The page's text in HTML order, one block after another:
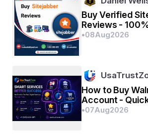
Buy Verified
Reviews -
Reviews
•08Aug2026
How to Buy
Account -
•07Aug2026